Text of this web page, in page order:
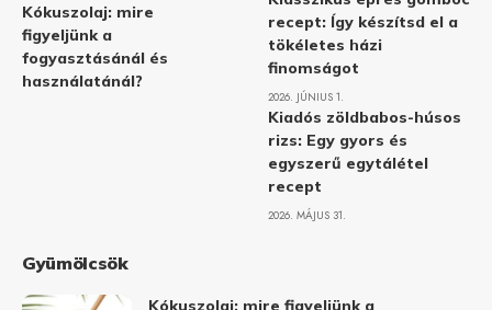
Kókuszolaj: mire
figyeljünk a
fogyasztásánál és
használatánál?
recept: Így készítsd el a
tökéletes házi
finomságot
2026. JÚNIUS 1.
Kiadós zöldbabos-húsos
rizs: Egy gyors és
egyszerű egytálétel
recept
2026. MÁJUS 31.
Gyümölcsök